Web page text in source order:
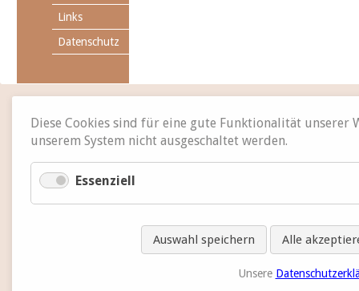
Links
Datenschutz
Diese Cookies sind für eine gute Funktionalität unserer
unserem System nicht ausgeschaltet werden.
Essenziell
Auswahl speichern Alle
Unsere